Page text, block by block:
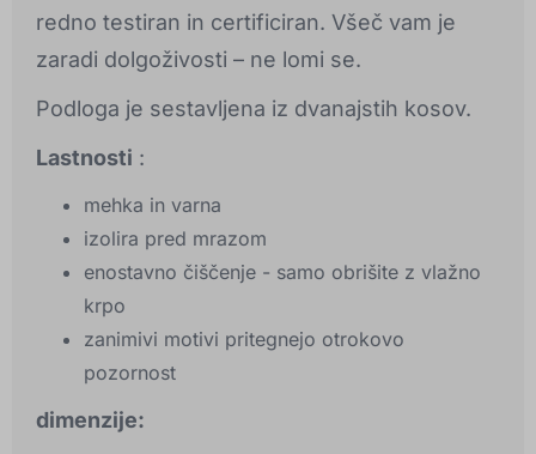
redno testiran in certificiran. Všeč vam je
zaradi dolgoživosti – ne lomi se.
Podloga je sestavljena iz dvanajstih kosov.
Lastnosti :
mehka in varna
izolira pred mrazom
enostavno čiščenje - samo obrišite z vlažno
krpo
zanimivi motivi pritegnejo otrokovo
pozornost
dimenzije: